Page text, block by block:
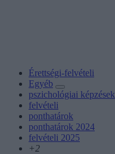
Érettségi-felvételi
Egyéb
pszichológiai képzések
felvételi
ponthatárok
ponthatárok 2024
felvételi 2025
+2